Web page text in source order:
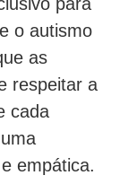
para
o autismo
as
respeitar a
cada
empática.